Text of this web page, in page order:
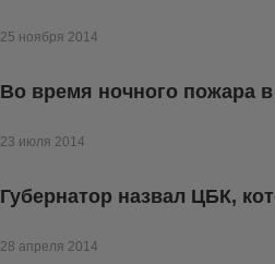
25 ноября 2014
Во время ночного пожара
23 июля 2014
Губернатор назвал ЦБК,
28 апреля 2014